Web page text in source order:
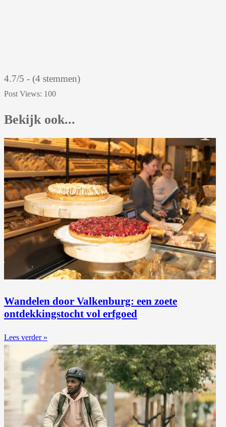
4.7/5 - (4 stemmen)
Post Views: 100
Bekijk ook...
Wandelen door Valkenburg: een zoete
ontdekkingstocht vol erfgoed
Lees verder »